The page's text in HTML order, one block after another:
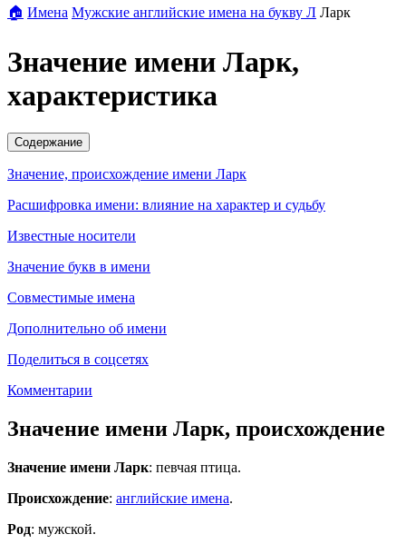
🏠 Имена Мужские английские имена на букву Л Ларк
Значение имени Ларк,
характеристика
Содержание
Значение, происхождение имени Ларк
Расшифровка имени: влияние на характер и судьбу
Известные носители
Значение букв в имени
Совместимые имена
Дополнительно об имени
Поделиться в соцсетях
Комментарии
Значение имени Ларк, происхождение
Значение имени Ларк: певчая птица.
Происхождение: английские имена.
Род: мужской.